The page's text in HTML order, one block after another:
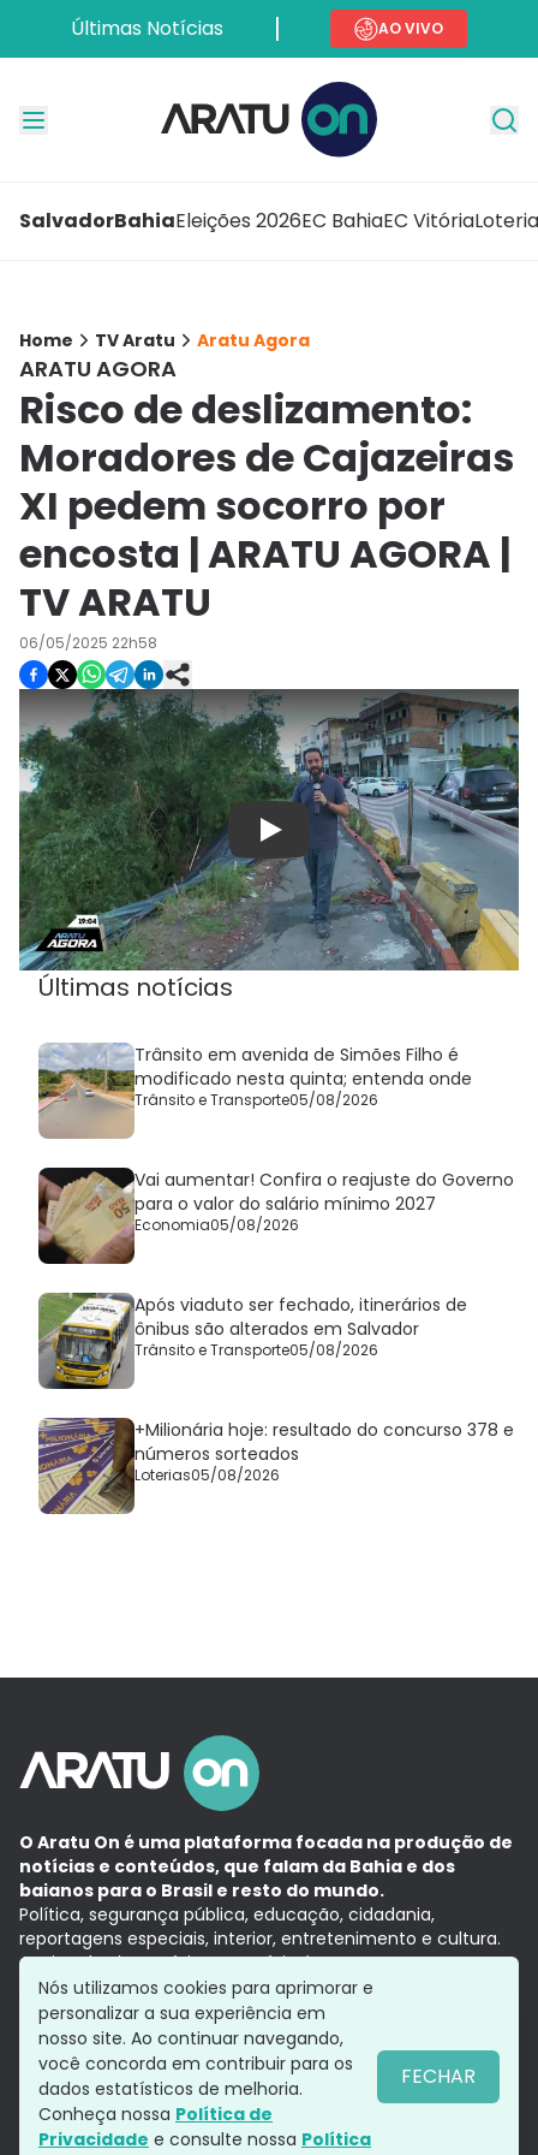
Últimas Notícias AO VIVO
SalvadorBahiaEleições 2026EC BahiaEC Vitória
Home TV Aratu Aratu Agora
ARATU AGORA
Risco de deslizamento:
Moradores de Cajazeiras
XI pedem socorro por
encosta | ARATU AGORA |
TV ARATU
06/05/2025 22h58
Play
Últimas notícias
Trânsito em avenida de Simões Filho é
modificado nesta quinta; entenda onde
Trânsito e Transporte05/08/2026
Vai aumentar! Confira o reajuste do Governo
para o valor do salário mínimo 2027
Economia05/08/2026
Após viaduto ser fechado, itinerários de
ônibus são alterados em Salvador
Trânsito e Transporte05/08/2026
+Milionária hoje: resultado do concurso 378 e
números sorteados
Loterias05/08/2026
O Aratu On é uma plataforma focada na produção de
notícias e conteúdos, que falam da Bahia e dos
baianos para o Brasil e resto do mundo.
Política, segurança pública, educação, cidadania,
reportagens especiais, interior, entretenimento e cultura.
Aqui, tudo vira notícia e a notícia é no tempo presente,
com a credibilidade do Grupo Aratu.
Grupo Aratu
Política de privacidade
Siga-nos
Nós utilizamos cookies para aprimorar e
personalizar a sua experiência em
nosso site. Ao continuar navegando,
você concorda em contribuir para os
dados estatísticos de melhoria.
Conheça nossa Política de
Privacidade e consulte nossa Política
FECHAR